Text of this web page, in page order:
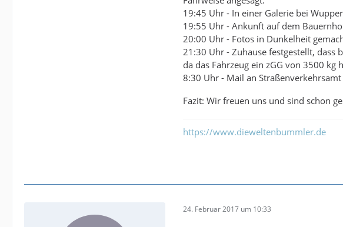
19:45 Uhr - In einer Galerie bei
19:55 Uhr - Ankunft auf dem
20:00 Uhr - Fotos in Dunkelheit
21:30 Uhr - Zuhause festgestellt, dass
da das Fahrzeug ein zGG von 3500 kg
8:30 Uhr - Mail an
Fazit: Wir freuen uns und sind schon
https://www.dieweltenbummler.de
24. Februar 2017 um 10:33